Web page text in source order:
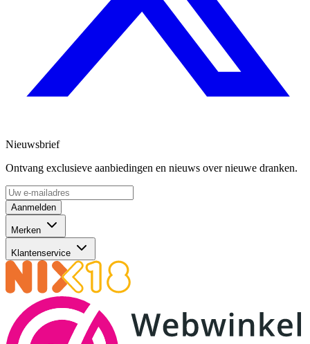
Nieuwsbrief
Ontvang exclusieve aanbiedingen en nieuws over nieuwe dranken.
Aanmelden
Merken
Klantenservice